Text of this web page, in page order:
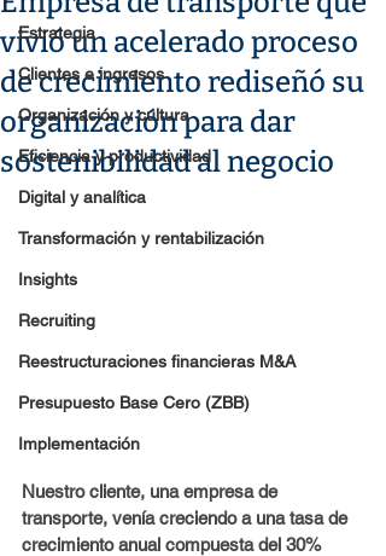
Estrategia
Clientes e ingresos
Organización y cultura
Eficiencia y productividad
Digital y analítica
Transformación y rentabilización
Insights
Recruiting
Reestructuraciones financieras M&A
Presupuesto Base Cero (ZBB)
Implementación
vivió un acelerado proceso
de crecimiento rediseñó su
organización para dar
sostenibilidad al negocio
Nuestro cliente, una empresa de
transporte, venía creciendo a una tasa de
crecimiento anual compuesta del 30%